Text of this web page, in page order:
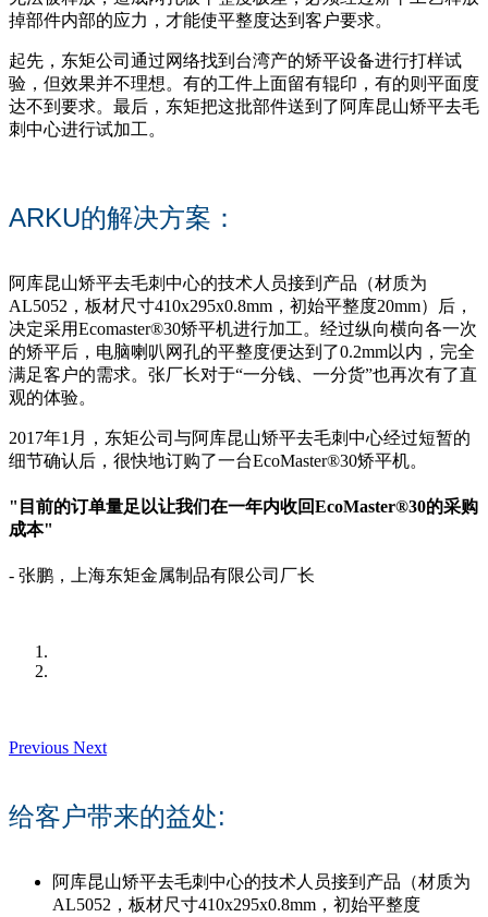
掉部件内部的应力，才能使平整度达到客户要求。
起先，东矩公司通过网络找到台湾产的矫平设备进行打样试
验，但效果并不理想。有的工件上面留有辊印，有的则平面度
达不到要求。最后，东矩把这批部件送到了阿库昆山矫平去毛
刺中心进行试加工。
ARKU的解决方案：
阿库昆山矫平去毛刺中心的技术人员接到产品（材质为
AL5052，板材尺寸410x295x0.8mm，初始平整度20mm）后，
决定采用Ecomaster®30矫平机进行加工。经过纵向横向各一次
的矫平后，电脑喇叭网孔的平整度便达到了0.2mm以内，完全
满足客户的需求。张厂长对于“一分钱、一分货”也再次有了直
观的体验。
2017年1月，东矩公司与阿库昆山矫平去毛刺中心经过短暂的
细节确认后，很快地订购了一台EcoMaster®30矫平机。
"目前的订单量足以让我们在一年内收回EcoMaster®30的采购
成本"
- 张鹏，上海东矩金属制品有限公司厂长
Previous Next
给客户带来的益处:
阿库昆山矫平去毛刺中心的技术人员接到产品（材质为
AL5052，板材尺寸410x295x0.8mm，初始平整度